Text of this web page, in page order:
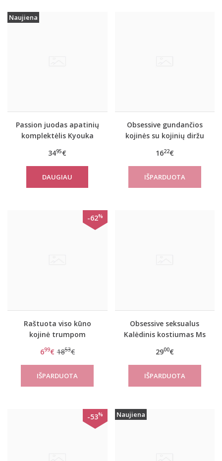
Naujiena
Passion juodas apatinių
komplektėlis Kyouka
3495€
DAUGIAU
Obsessive gundančios
kojinės su kojinių diržu
1622€
-62%
Raštuota viso kūno
kojinė trumpom
699€ 1853€
Obsessive seksualus
Kalėdinis kostiumas Ms
2900€
-53% Naujiena